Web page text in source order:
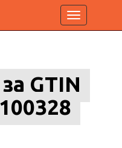
Toggle
navigation
GTIN